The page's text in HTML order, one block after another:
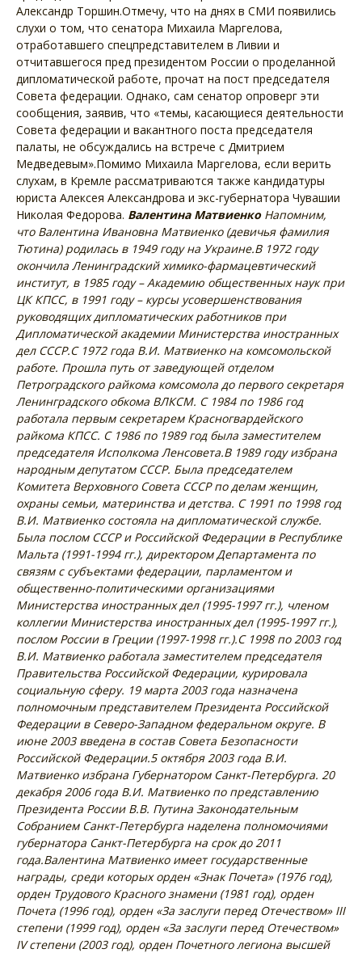
Александр Торшин.Отмечу, что на днях в СМИ появились
слухи о том, что сенатора Михаила Маргелова,
отработавшего спецпредставителем в Ливии и
отчитавшегося пред президентом России о проделанной
дипломатической работе, прочат на пост председателя
Совета федерации. Однако, сам сенатор опроверг эти
сообщения, заявив, что «темы, касающиеся деятельности
Совета федерации и вакантного поста председателя
палаты, не обсуждались на встрече с Дмитрием
Медведевым».Помимо Михаила Маргелова, если верить
слухам, в Кремле рассматриваются также кандидатуры
юриста Алексея Александрова и экс-губернатора Чувашии
Николая Федорова. Валентина Матвиенко Напомним,
что Валентина Ивановна Матвиенко (девичья фамилия
Тютина) родилась в 1949 году на Украине.В 1972 году
окончила Ленинградский химико-фармацевтический
институт, в 1985 году – Академию общественных наук при
ЦК КПСС, в 1991 году – курсы усовершенствования
руководящих дипломатических работников при
Дипломатической академии Министерства иностранных
дел СССР.С 1972 года В.И. Матвиенко на комсомольской
работе. Прошла путь от заведующей отделом
Петроградского райкома комсомола до первого секретаря
Ленинградского обкома ВЛКСМ. С 1984 по 1986 год
работала первым секретарем Красногвардейского
райкома КПСС. С 1986 по 1989 год была заместителем
председателя Исполкома Ленсовета.В 1989 году избрана
народным депутатом СССР. Была председателем
Комитета Верховного Совета СССР по делам женщин,
охраны семьи, материнства и детства. С 1991 по 1998 год
В.И. Матвиенко состояла на дипломатической службе.
Была послом СССР и Российской Федерации в Республике
Мальта (1991-1994 гг.), директором Департамента по
связям с субъектами федерации, парламентом и
общественно-политическими организациями
Министерства иностранных дел (1995-1997 гг.), членом
коллегии Министерства иностранных дел (1995-1997 гг.),
послом России в Греции (1997-1998 гг.).С 1998 по 2003 год
В.И. Матвиенко работала заместителем председателя
Правительства Российской Федерации, курировала
социальную сферу. 19 марта 2003 года назначена
полномочным представителем Президента Российской
Федерации в Северо-Западном федеральном округе. В
июне 2003 введена в состав Совета Безопасности
Российской Федерации.5 октября 2003 года В.И.
Матвиенко избрана Губернатором Санкт-Петербурга. 20
декабря 2006 года В.И. Матвиенко по представлению
Президента России В.В. Путина Законодательным
Собранием Санкт-Петербурга наделена полномочиями
губернатора Санкт-Петербурга на срок до 2011
года.Валентина Матвиенко имеет государственные
награды, среди которых орден «Знак Почета» (1976 год),
орден Трудового Красного знамени (1981 год), орден
Почета (1996 год), орден «За заслуги перед Отечеством» III
степени (1999 год), орден «За заслуги перед Отечеством»
IV степени (2003 год), орден Почетного легиона высшей